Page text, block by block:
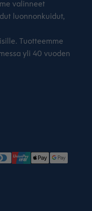
valinneet
luonnonkuidut,
Tuotteemme
yli 40 vuoden